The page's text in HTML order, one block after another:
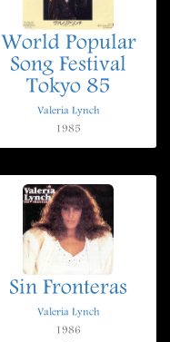
World Popular
Song Festival
Tokyo 85
Valeria Lynch
1985
Sin Fronteras
Valeria Lynch
1986